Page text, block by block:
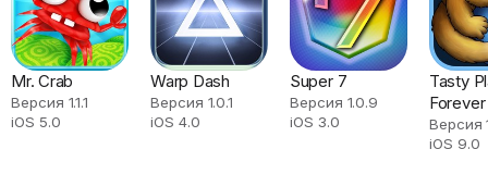
Mr. Crab
Версия 1.1.1
iOS 5.0
Warp Dash
Версия 1.0.1
iOS 4.0
Super 7
Версия 1.0.9
iOS 3.0
Tasty
Forever
Версия
iOS 9.0